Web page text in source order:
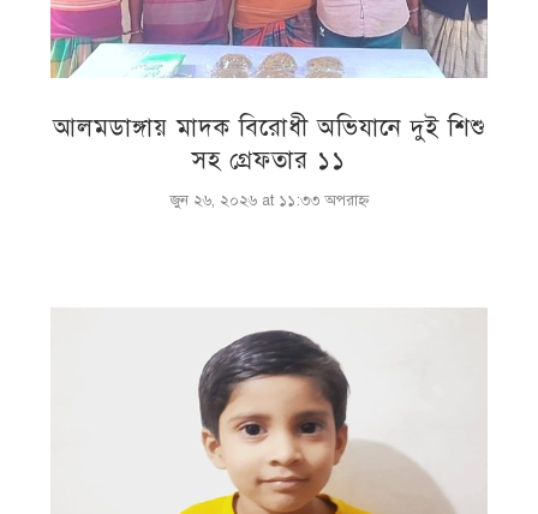
আলমডাঙ্গায় মাদক বিরোধী অভিযানে দুই শিশু
সহ গ্রেফতার ১১
জুন ২৬, ২০২৬ at ১১:৩৩ অপরাহ্ণ